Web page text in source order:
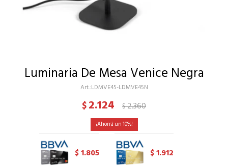
Luminaria De Mesa Venice Negra
LDMVE45-LDMVE45N
$2.124 $2.360
10
$1.805 $1.912